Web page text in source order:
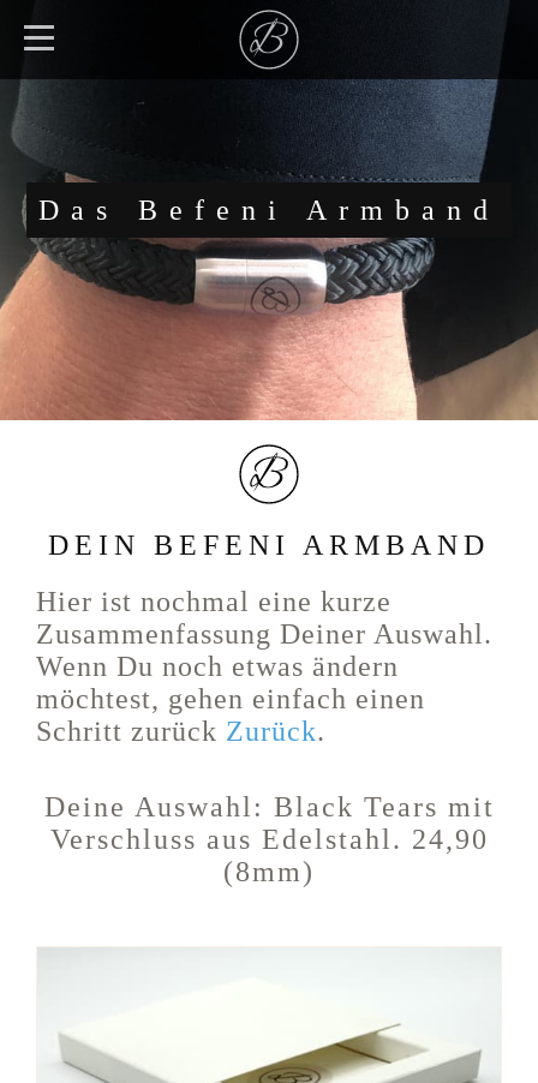
Das Befeni Armband
DEIN BEFENI ARMBAND
Hier ist nochmal eine kurze
Zusammenfassung Deiner Auswahl.
Wenn Du noch etwas ändern
möchtest, gehen einfach einen
Schritt zurück Zurück.
Deine Auswahl: Black Tears mit
Verschluss aus Edelstahl. 24,90
(8mm)